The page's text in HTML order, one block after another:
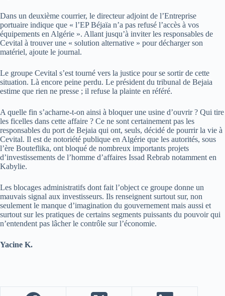
Dans un deuxième courrier, le directeur adjoint de l’Entreprise
portuaire indique que « l’EP Béjaïa n’a pas refusé l’accès à vos
équipements en Algérie ». Allant jusqu’à inviter les responsables de
Cevital à trouver une « solution alternative » pour décharger son
matériel, ajoute le journal.
Le groupe Cevital s’est tourné vers la justice pour se sortir de cette
situation. Là encore peine perdu. Le président du tribunal de Bejaia
estime que rien ne presse ; il refuse la plainte en référé.
A quelle fin s’acharne-t-on ainsi à bloquer une usine d’ouvrir ? Qui tire
les ficelles dans cette affaire ? Ce ne sont certainement pas les
responsables du port de Bejaia qui ont, seuls, décidé de pourrir la vie à
Cevital. Il est de notoriété publique en Algérie que les autorités, sous
l’ère Bouteflika, ont bloqué de nombreux importants projets
d’investissements de l’homme d’affaires Issad Rebrab notamment en
Kabylie.
Les blocages administratifs dont fait l’object ce groupe donne un
mauvais signal aux investisseurs. Ils renseignent surtout sur, non
seulement le manque d’imagination du gouvernement mais aussi et
surtout sur les pratiques de certains segments puissants du pouvoir qui
n’entendent pas lâcher le contrôle sur l’économie.
Yacine K.